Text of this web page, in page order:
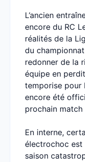
L’ancien
encore du RC
réalités de la
du
redonner de la
équipe en
temporise pour
encore été
prochain
En interne,
électrochoc est
saison